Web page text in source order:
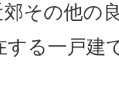
その他の
する一戸建